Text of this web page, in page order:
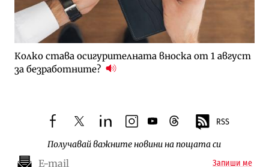
Колко става осигурителната вноска от 1 август
за безработните?
facebooktwitterlinkedininstagram
youtubethreads RSS
Получавай важните новини на пощата си
Запиши ме